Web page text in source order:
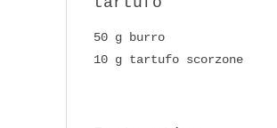
50 g burro
10 g tartufo scorzone